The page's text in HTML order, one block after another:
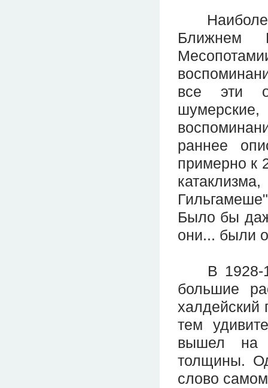
Наиболее
Ближнем
все эти
раннее
примерно к
Было бы
они... были
В 1928-
большие
халдейский
тем
вышел на
толщины.
слово